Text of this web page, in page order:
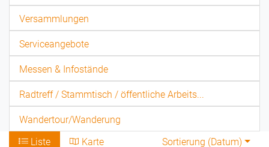
Versammlungen
Serviceangebote
Messen & Infostände
Radtreff / Stammtisch / öffentliche Arbeits...
Wandertour/Wanderung
Liste
Karte Sortierung (Datum)